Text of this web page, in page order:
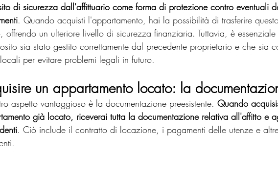
di sicurezza dall'affittuario come forma di protezione contro eventuali
. Quando acquisti l'appartamento, hai la possibilità di trasferire
offrendo un ulteriore livello di sicurezza finanziaria. Tuttavia, è
sia stato gestito correttamente dal precedente proprietario e che sia
per evitare problemi legali in futuro.
un appartamento locato: la
aspetto vantaggioso è la documentazione preesistente. Quando
già locato, riceverai tutta la documentazione relativa all'affitto e
. Ciò include il contratto di locazione, i pagamenti delle utenze e